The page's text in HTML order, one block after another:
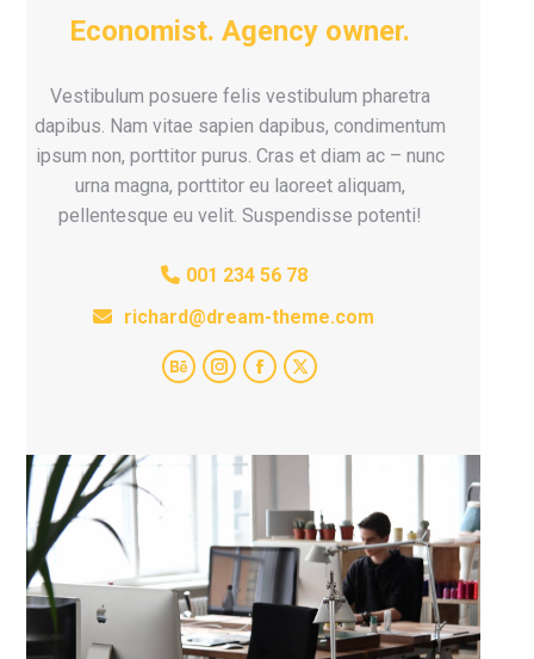
Economist. Agency owner.
Vestibulum posuere felis vestibulum pharetra
dapibus. Nam vitae sapien dapibus, condimentum
ipsum non, porttitor purus. Cras et diam ac – nunc
urna magna, porttitor eu laoreet aliquam,
pellentesque eu velit. Suspendisse potenti!
001 234 56 78
richard@dream-theme.com